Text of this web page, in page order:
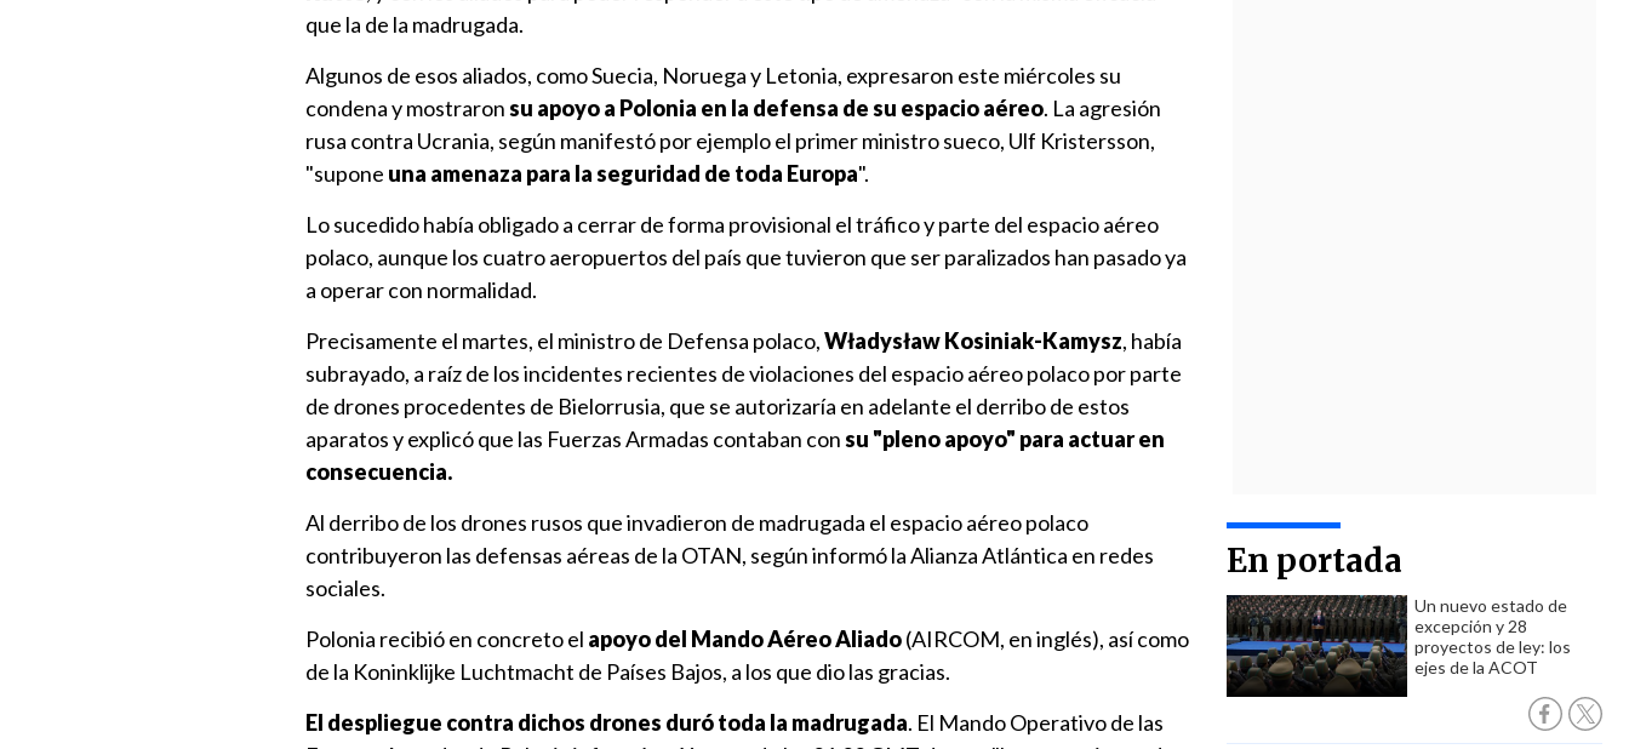
En portada
Un nuevo estado de
excepción y 28
proyectos de ley: los
ejes de la ACOT
que la de la madrugada.
Algunos de esos aliados, como Suecia, Noruega y Letonia, expresaron este miércoles su
condena y mostraronsu apoyo a Polonia en la defensa de su espacio aéreo. La agresión
rusa contra Ucrania, según manifestó por ejemplo el primer ministro sueco, Ulf Kristersson,
"supone una amenaza para la seguridad de toda Europa".
Lo sucedido había obligado a cerrar de forma provisional el tráfico y parte del espacio aéreo
polaco, aunque los cuatro aeropuertos del país que tuvieron que ser paralizados han pasado ya
a operar con normalidad.
Precisamente el martes, el ministro de Defensa polaco,Władysław Kosiniak-Kamysz, había
subrayado, a raíz de los incidentes recientes de violaciones del espacio aéreo polaco por parte
de drones procedentes de Bielorrusia, que se autorizaría en adelante el derribo de estos
aparatos y explicó que las Fuerzas Armadas contaban consu "pleno apoyo" para actuar en
consecuencia.
Al derribo de los drones rusos que invadieron de madrugada el espacio aéreo polaco
contribuyeron las defensas aéreas de la OTAN, según informó la Alianza Atlántica en redes
sociales.
Polonia recibió en concreto el apoyo del Mando Aéreo Aliado(AIRCOM, en inglés), así como
de la Koninklijke Luchtmacht de Países Bajos, a los que dio las gracias.
El despliegue contra dichos drones duró toda la madrugada. El Mando Operativo de las